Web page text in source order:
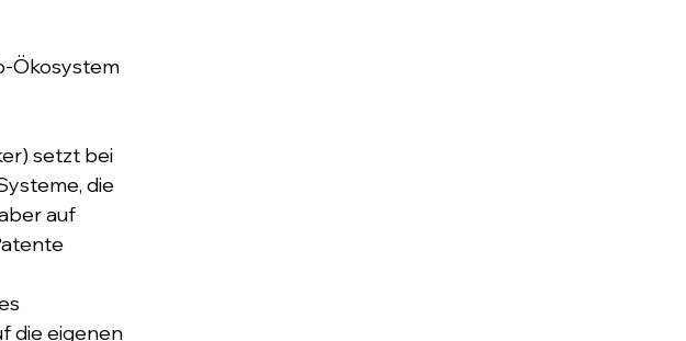
Ökosystem
setzt bei
die
auf
die eigenen